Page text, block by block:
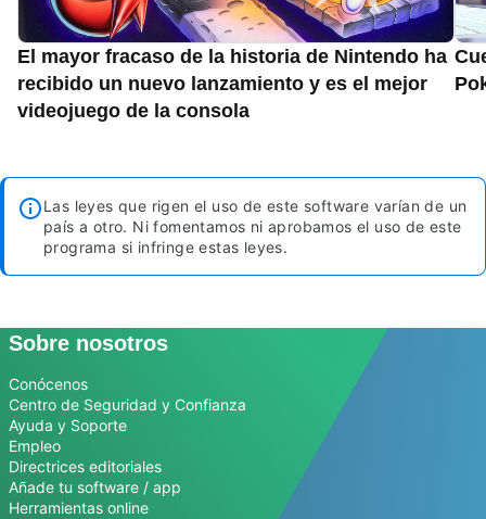
El mayor fracaso de la historia de Nintendo ha
recibido un nuevo lanzamiento y es el mejor
videojuego de la consola
Las leyes que rigen el uso de este software varían de un
país a otro. Ni fomentamos ni aprobamos el uso de este
programa si infringe estas leyes.
Sobre nosotros
Conócenos
Centro de Seguridad y Confianza
Ayuda y Soporte
Empleo
Directrices editoriales
Añade tu software / app
Herramientas online